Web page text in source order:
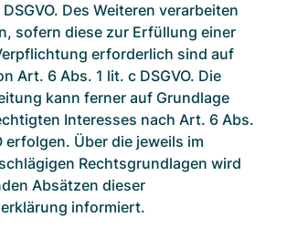
Des Weiteren verarbeiten
sofern diese zur Erfüllung einer
erforderlich sind auf
Art. 6 Abs. 1 lit. c DSGVO. Die
kann ferner auf Grundlage
Interesses nach Art. 6 Abs.
erfolgen. Über die jeweils im
Rechtsgrundlagen wird
Absätzen dieser
informiert.